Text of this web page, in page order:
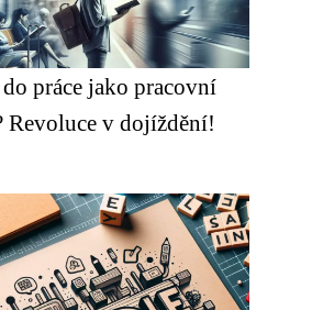
do práce jako pracovní
Revoluce v dojíždění!